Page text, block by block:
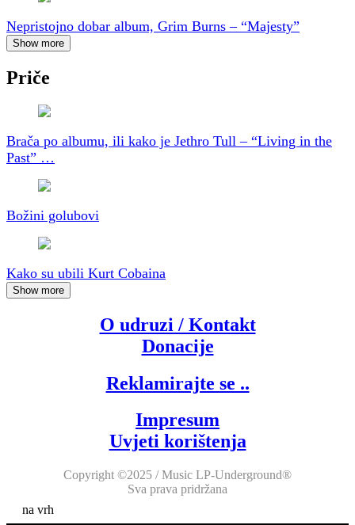
Nepristojno dobar album, Grim Burns – “Majesty”
Show more
Priče
Brača po albumu, ili kako je Jethro Tull – “Living in the
Past” …
Božini golubovi
Kako su ubili Kurt Cobaina
Show more
O udruzi / Kontakt
Donacije
Reklamirajte se ..
Impresum
Uvjeti korištenja
Copyright ©2025 / Music LP-Underground®
Sva prava pridržana
na vrh